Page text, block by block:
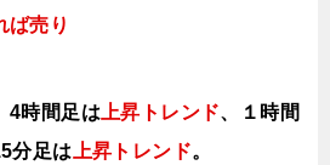
ば売り
4時間足は 上昇トレンド、１時間
分足は 上昇トレンド。